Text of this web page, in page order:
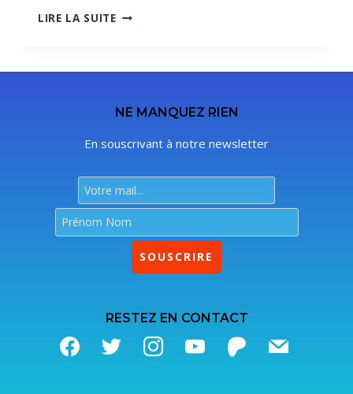
LIRE LA SUITE
NE MANQUEZ RIEN
En souscrivant à notre newsletter
RESTEZ EN CONTACT